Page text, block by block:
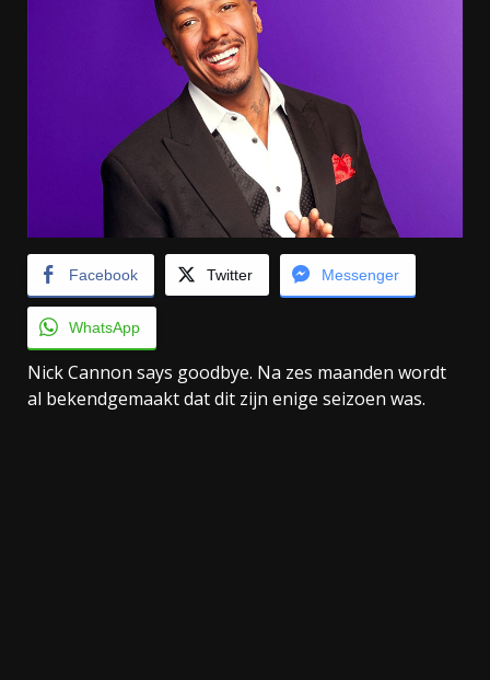
Facebook Twitter Messenger
WhatsApp
Nick Cannon says goodbye. Na zes maanden wordt
al bekendgemaakt dat dit zijn enige seizoen was.